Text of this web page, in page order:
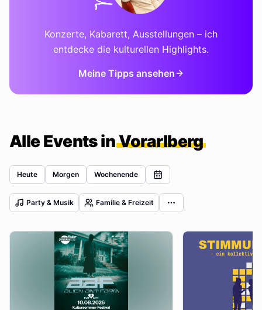
Konzerte, Kabarett, Ausstellungen – ich
entdecke die kulturellen Highlights.
Meine Tipps ansehen
Alle Events inVorarlberg
Heute Morgen Wochenende
Party & Musik Familie & Freizeit